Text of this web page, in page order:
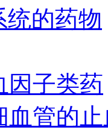
的药物
因子类药
血管的